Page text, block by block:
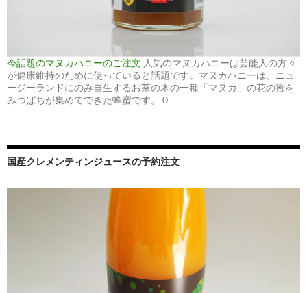
今話題のマヌカハニーのご注文 人気のマヌカハニーは芸能人の方々
が健康維持のために使っていると話題です。マヌカハニーは、ニュ
ージーランドにのみ自生するお茶の木の一種「マヌカ」の花の蜜を
みつばちが集めてできた蜂蜜です。 0
国産クレメンティンジュースの予約注文